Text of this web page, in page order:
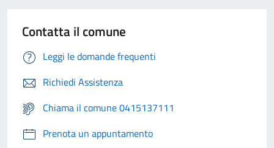
Contatta il comune
Leggi le domande frequenti
Richiedi Assistenza
Chiama il comune 0415137111
Prenota un appuntamento